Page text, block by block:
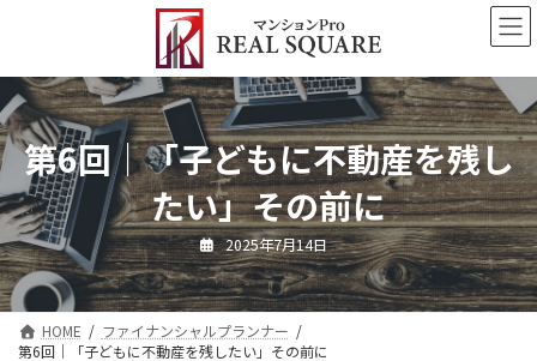
ン
ツ
へ
ス
キ
ッ
プ
ー
シ
ョ
ン
に
移
動
第6回｜「子どもに不動産を残し
たい」その前に
2025年7月14日
HOME
ファイナンシャルプランナー
第6回｜「子どもに不動産を残したい」その前に